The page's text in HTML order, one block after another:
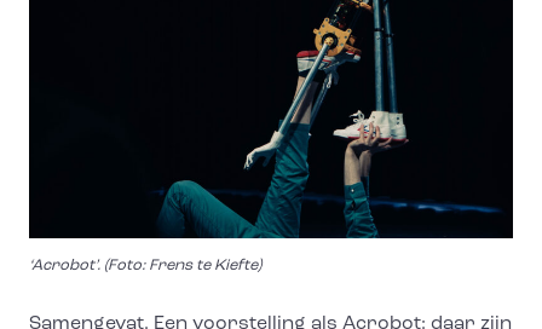
‘Acrobot’. (Foto: Frens te Kiefte)
Samengevat. Een voorstelling als Acrobot: daar zijn